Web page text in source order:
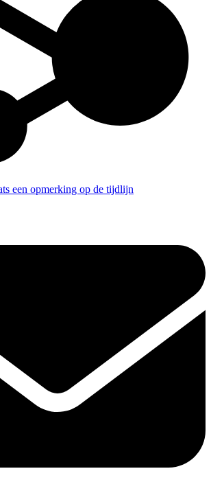
een opmerking op de tijdlijn